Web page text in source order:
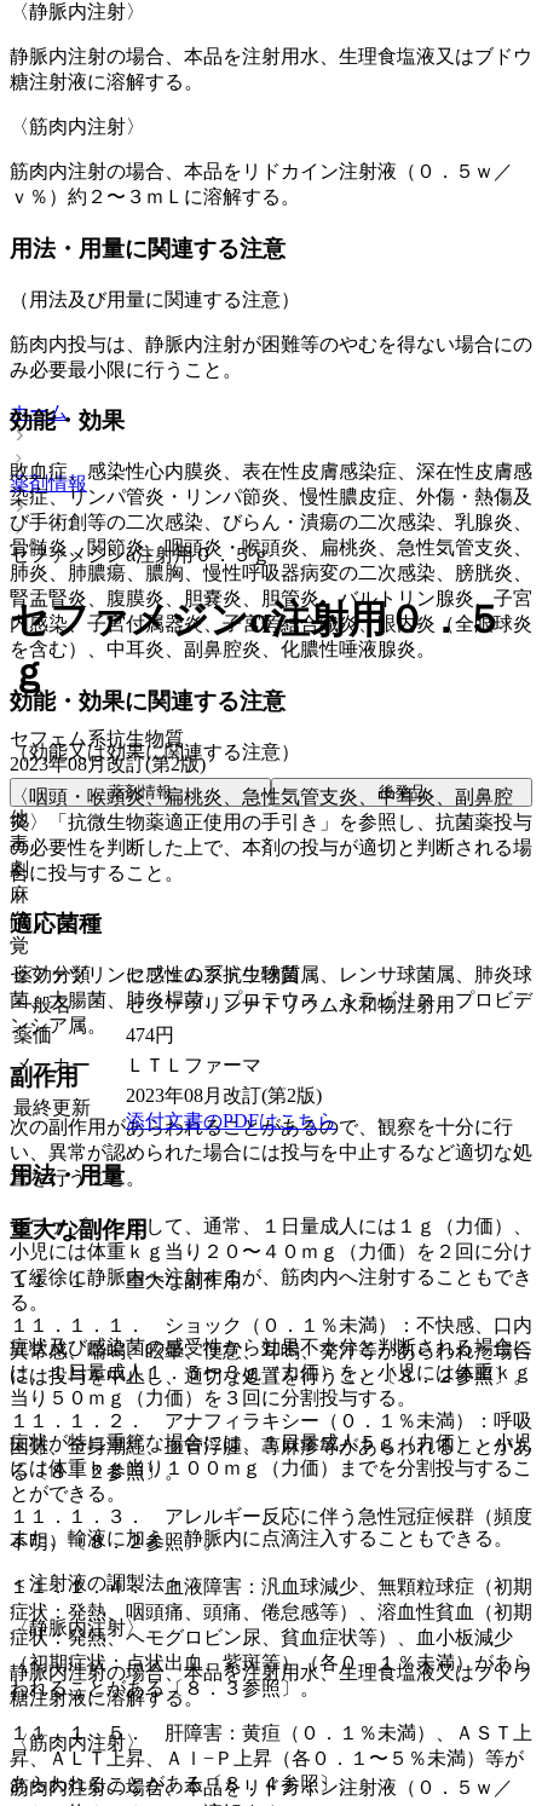
〈静脈内注射〉
静脈内注射の場合、本品を注射用水、生理食塩液又はブドウ
糖注射液に溶解する。
〈筋肉内注射〉
筋肉内注射の場合、本品をリドカイン注射液（０．５ｗ／
ｖ％）約２〜３ｍＬに溶解する。
用法・用量に関連する注意
（用法及び用量に関連する注意）
筋肉内投与は、静脈内注射が困難等のやむを得ない場合にの
み必要最小限に行うこと。
効能・効果
敗血症、感染性心内膜炎、表在性皮膚感染症、深在性皮膚感
染症、リンパ管炎・リンパ節炎、慢性膿皮症、外傷・熱傷及
び手術創等の二次感染、びらん・潰瘍の二次感染、乳腺炎、
骨髄炎、関節炎、咽頭炎・喉頭炎、扁桃炎、急性気管支炎、
肺炎、肺膿瘍、膿胸、慢性呼吸器病変の二次感染、膀胱炎、
腎盂腎炎、腹膜炎、胆嚢炎、胆管炎、バルトリン腺炎、子宮
内感染、子宮付属器炎、子宮旁結合織炎、眼内炎（全眼球炎
を含む）、中耳炎、副鼻腔炎、化膿性唾液腺炎。
効能・効果に関連する注意
（効能又は効果に関連する注意）
〈咽頭・喉頭炎、扁桃炎、急性気管支炎、中耳炎、副鼻腔
炎〉「抗微生物薬適正使用の手引き」を参照し、抗菌薬投与
の必要性を判断した上で、本剤の投与が適切と判断される場
合に投与すること。
適応菌種
セファゾリンに感性のブドウ球菌属、レンサ球菌属、肺炎球
菌、大腸菌、肺炎桿菌、プロテウス・ミラビリス、プロビデ
ンシア属。
副作用
次の副作用があらわれることがあるので、観察を十分に行
い、異常が認められた場合には投与を中止するなど適切な処
置を行うこと。
重大な副作用
１１．１． 重大な副作用
１１．１．１． ショック（０．１％未満）：不快感、口内
異常感、喘鳴、眩暈、便意、耳鳴、発汗等があらわれた場合
には投与を中止し、適切な処置を行うこと〔８．２参照〕。
１１．１．２． アナフィラキシー（０．１％未満）：呼吸
困難、全身潮紅、血管浮腫、蕁麻疹等があらわれることがあ
る〔８．２参照〕。
１１．１．３． アレルギー反応に伴う急性冠症候群（頻度
不明）〔８．２参照〕。
１１．１．４． 血液障害：汎血球減少、無顆粒球症（初期
症状：発熱、咽頭痛、頭痛、倦怠感等）、溶血性貧血（初期
症状：発熱、ヘモグロビン尿、貧血症状等）、血小板減少
（初期症状：点状出血、紫斑等）（各０．１％未満）があら
われることがある〔８．３参照〕。
１１．１．５． 肝障害：黄疸（０．１％未満）、ＡＳＴ上
昇、ＡＬＴ上昇、Ａｌ−Ｐ上昇（各０．１〜５％未満）等が
あらわれることがある〔８．４参照〕。
ホーム
薬剤情報
セファメジンα注射用０．５ｇ
セファメジンα注射用０．５
ｇ
セフェム系抗生物質
2023年08月改訂(第2版)
薬剤情報 後発品
他
毒
劇
麻
向
覚
薬効分類
セフェム系抗生物質
一般名
セファゾリンナトリウム水和物注射用
薬価
474円
メーカー
ＬＴＬファーマ
最終更新
2023年08月改訂(第2版)
添付文書のPDFはこちら
用法・用量
セファゾリンとして、通常、１日量成人には１ｇ（力価）、
小児には体重ｋｇ当り２０〜４０ｍｇ（力価）を２回に分け
て緩徐に静脈内へ注射するが、筋肉内へ注射することもでき
る。
症状及び感染菌の感受性から効果不十分と判断される場合に
は、１日量成人１．５〜３ｇ（力価）を、小児には体重ｋｇ
当り５０ｍｇ（力価）を３回に分割投与する。
症状が特に重篤な場合には、１日量成人５ｇ（力価）、小児
には体重ｋｇ当り１００ｍｇ（力価）までを分割投与するこ
とができる。
また、輸液に加え、静脈内に点滴注入することもできる。
＜注射液の調製法＞
〈静脈内注射〉
静脈内注射の場合、本品を注射用水、生理食塩液又はブドウ
糖注射液に溶解する。
〈筋肉内注射〉
筋肉内注射の場合、本品をリドカイン注射液（０．５ｗ／